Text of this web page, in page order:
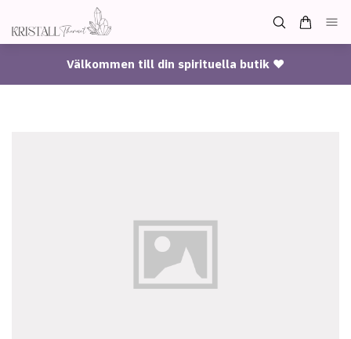
Välkommen till din spirituella butik ♥